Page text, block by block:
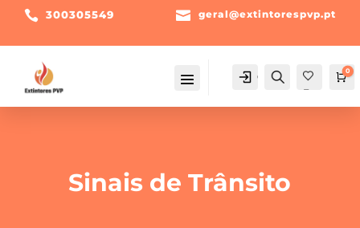
 300305549  geral@extintorespvp.pt
Conta
Pesquisa
Fav
orit
0
Sinais de Trânsito